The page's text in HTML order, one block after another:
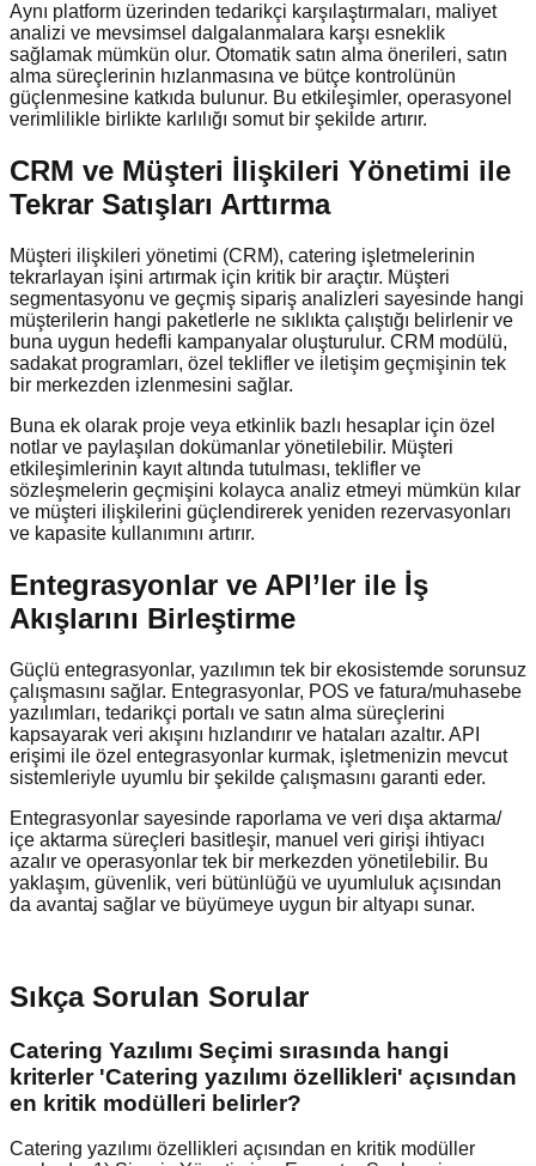
Aynı platform üzerinden tedarikçi karşılaştırmaları, maliyet
analizi ve mevsimsel dalgalanmalara karşı esneklik
sağlamak mümkün olur. Otomatik satın alma önerileri, satın
alma süreçlerinin hızlanmasına ve bütçe kontrolünün
güçlenmesine katkıda bulunur. Bu etkileşimler, operasyonel
verimlilikle birlikte karlılığı somut bir şekilde artırır.
CRM ve Müşteri İlişkileri Yönetimi ile
Tekrar Satışları Arttırma
Müşteri ilişkileri yönetimi (CRM), catering işletmelerinin
tekrarlayan işini artırmak için kritik bir araçtır. Müşteri
segmentasyonu ve geçmiş sipariş analizleri sayesinde hangi
müşterilerin hangi paketlerle ne sıklıkta çalıştığı belirlenir ve
buna uygun hedefli kampanyalar oluşturulur. CRM modülü,
sadakat programları, özel teklifler ve iletişim geçmişinin tek
bir merkezden izlenmesini sağlar.
Buna ek olarak proje veya etkinlik bazlı hesaplar için özel
notlar ve paylaşılan dokümanlar yönetilebilir. Müşteri
etkileşimlerinin kayıt altında tutulması, teklifler ve
sözleşmelerin geçmişini kolayca analiz etmeyi mümkün kılar
ve müşteri ilişkilerini güçlendirerek yeniden rezervasyonları
ve kapasite kullanımını artırır.
Entegrasyonlar ve API’ler ile İş
Akışlarını Birleştirme
Güçlü entegrasyonlar, yazılımın tek bir ekosistemde sorunsuz
çalışmasını sağlar. Entegrasyonlar, POS ve fatura/muhasebe
yazılımları, tedarikçi portalı ve satın alma süreçlerini
kapsayarak veri akışını hızlandırır ve hataları azaltır. API
erişimi ile özel entegrasyonlar kurmak, işletmenizin mevcut
sistemleriyle uyumlu bir şekilde çalışmasını garanti eder.
Entegrasyonlar sayesinde raporlama ve veri dışa aktarma/
içe aktarma süreçleri basitleşir, manuel veri girişi ihtiyacı
azalır ve operasyonlar tek bir merkezden yönetilebilir. Bu
yaklaşım, güvenlik, veri bütünlüğü ve uyumluluk açısından
da avantaj sağlar ve büyümeye uygun bir altyapı sunar.
Sıkça Sorulan Sorular
Catering Yazılımı Seçimi sırasında hangi
kriterler 'Catering yazılımı özellikleri' açısından
en kritik modülleri belirler?
Catering yazılımı özellikleri açısından en kritik modüller